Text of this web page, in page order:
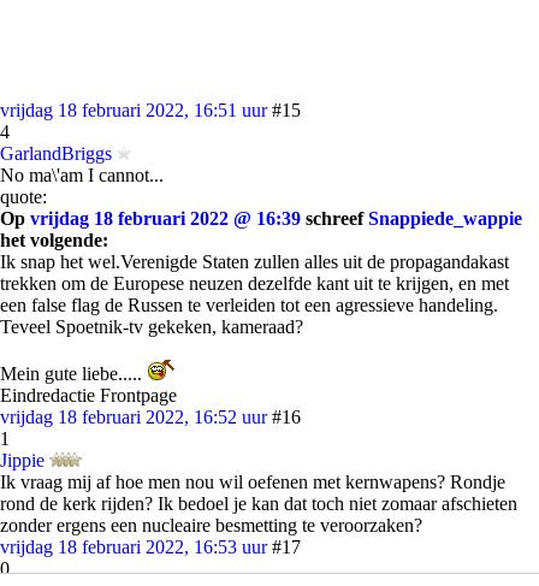
vrijdag 18 februari 2022, 16:51 uur #15
4
GarlandBriggs
No ma\'am I cannot...
quote:
Op vrijdag 18 februari 2022 @ 16:39 schreefSnappiede_wappie
het volgende:
Ik snap het wel.Verenigde Staten zullen alles uit de propagandakast
trekken om de Europese neuzen dezelfde kant uit te krijgen, en met
een false flag de Russen te verleiden tot een agressieve handeling.
Teveel Spoetnik-tv gekeken, kameraad?
Mein gute liebe.....
Eindredactie Frontpage
vrijdag 18 februari 2022, 16:52 uur #16
1
Jippie
Ik vraag mij af hoe men nou wil oefenen met kernwapens? Rondje
rond de kerk rijden? Ik bedoel je kan dat toch niet zomaar afschieten
zonder ergens een nucleaire besmetting te veroorzaken?
vrijdag 18 februari 2022, 16:53 uur #17
0